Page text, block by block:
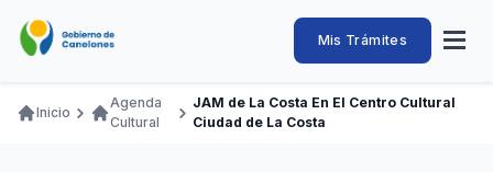
contenido
Intendencia
de
Canelones
Abrir
Navegación
Mis Trámites
Ingresar
Ruta
Inicio
Agenda
Cultural
JAM de La Costa En El Centro Cultural
Ciudad de La Costa